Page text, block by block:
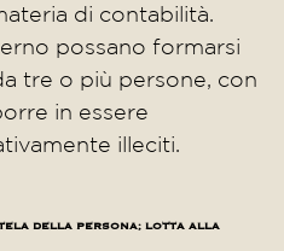
di contabilità.
possano formarsi
tre o più persone, con
in essere
illeciti.
DELLA PERSONA; LOTTA ALLA